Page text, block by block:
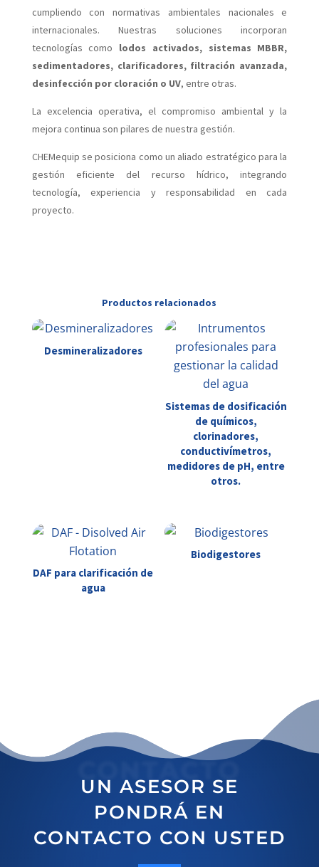
cumpliendo con normativas ambientales nacionales e
internacionales. Nuestras soluciones incorporan
tecnologías como lodos activados, sistemas MBBR,
sedimentadores, clarificadores, filtración avanzada,
desinfección por cloración o UV, entre otras.
La excelencia operativa, el compromiso ambiental y la
mejora continua son pilares de nuestra gestión.
CHEMequip se posiciona como un aliado estratégico para la
gestión eficiente del recurso hídrico, integrando
tecnología, experiencia y responsabilidad en cada
proyecto.
Productos relacionados
Desmineralizadores
Sistemas de dosificación
de químicos,
clorinadores,
conductivímetros,
medidores de pH, entre
otros.
DAF para clarificación de
agua
Biodigestores
CONTACTO
UN ASESOR SE
PONDRÁ EN
CONTACTO CON USTED